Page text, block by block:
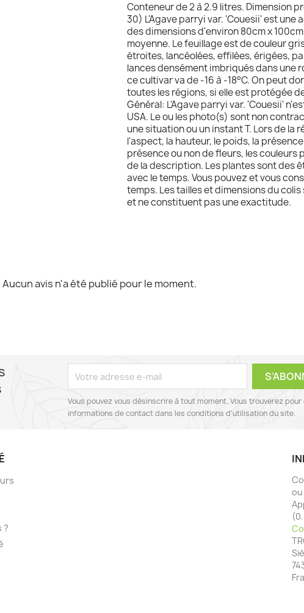
Conteneur de 2 à 2.9 litres. Dimension
30) L'Agave parryi var. 'Couesii' est une
des dimensions d'environ 80cm x
moyenne. Le feuillage est de couleur
étroites, lancéolées, effilées, érigées,
lances densément imbriqués dans une
ce cultivar va de -16 à -18°C. On peut
toutes les régions, si elle est protégée
Général: L'Agave parryi var. 'Couesii'
USA. Le ou les photo(s) sont non
une situation ou un instant T. Lors de la
l'aspect, la hauteur, le poids, la
présence ou non de fleurs, les
de la description. Les plantes sont des
avec le temps. Vous pouvez et vous
temps. Les tailles et dimensions du
et ne constituent pas une exactitude.
Aucun avis n'a été publié pour le moment.
Vous pouvez vous désinscrire à tout moment. Vous trouverez pour
informations de contact dans les conditions d'utilisation du site.
?